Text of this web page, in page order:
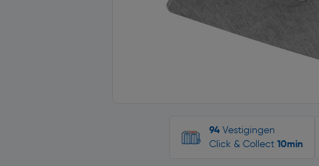
94 Vestigingen
Click & Collect 10min